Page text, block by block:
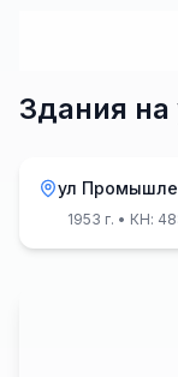
Здания на
ул
1953 г. • КН: